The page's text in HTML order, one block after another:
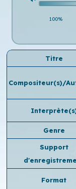
100%
Titre
Compositeur(s)/
Genre
Support
Format